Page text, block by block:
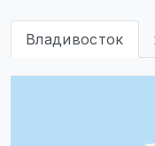
Владивосток